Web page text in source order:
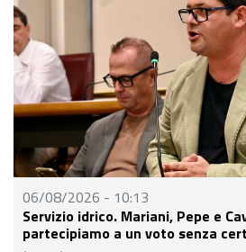
10:13
Mariani, Pepe e Cavallari: non
a un voto senza certezze ai territori